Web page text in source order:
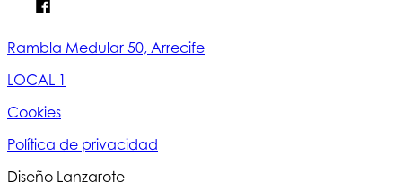
Rambla Medular 50, Arrecife
LOCAL 1
Cookies
Política de privacidad
Diseño Lanzarote